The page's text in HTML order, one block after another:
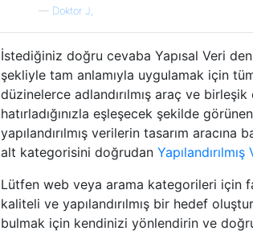
— Doktor J,
İstediğiniz doğru cevaba Yapısal Veri
şekliyle tam anlamıyla uygulamak için
düzinelerce adlandırılmış araç ve
hatırladığınızla eşleşecek şekilde
yapılandırılmış verilerin tasarım
alt kategorisini doğrudan
Lütfen web veya arama kategorileri için
kaliteli ve yapılandırılmış bir hedef
bulmak için kendinizi yönlendirin ve